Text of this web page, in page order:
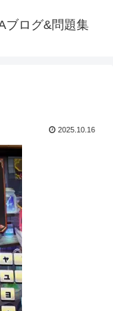
ブログ&問題集
2025.10.16